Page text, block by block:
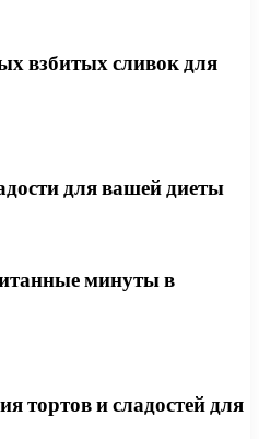
взбитых сливок для
для вашей диеты
минуты в
тортов и сладостей для